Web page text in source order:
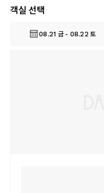
객실 선택
08.21 금 - 08.22 토